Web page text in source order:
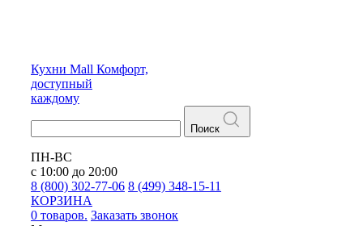
Кухни Mall Комфорт,
доступный
каждому
Поиск
ПН-ВС
с 10:00 до 20:00
8 (800) 302-77-06 8 (499) 348-15-11
КОРЗИНА
0 товаров. Заказать звонок